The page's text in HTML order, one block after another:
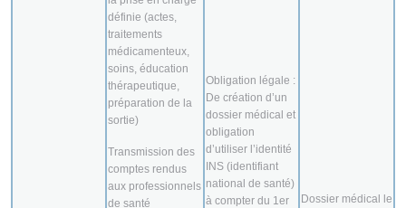
définie (actes,
traitements
médicamenteux,
soins, éducation
thérapeutique,
préparation de la
sortie)
Transmission des
comptes rendus
aux professionnels
de santé
Obligation légale :
De création d’un
dossier médical et
obligation
d’utiliser l’identité
INS (identifiant
national de santé)
à compter du 1er
Dossier médical le